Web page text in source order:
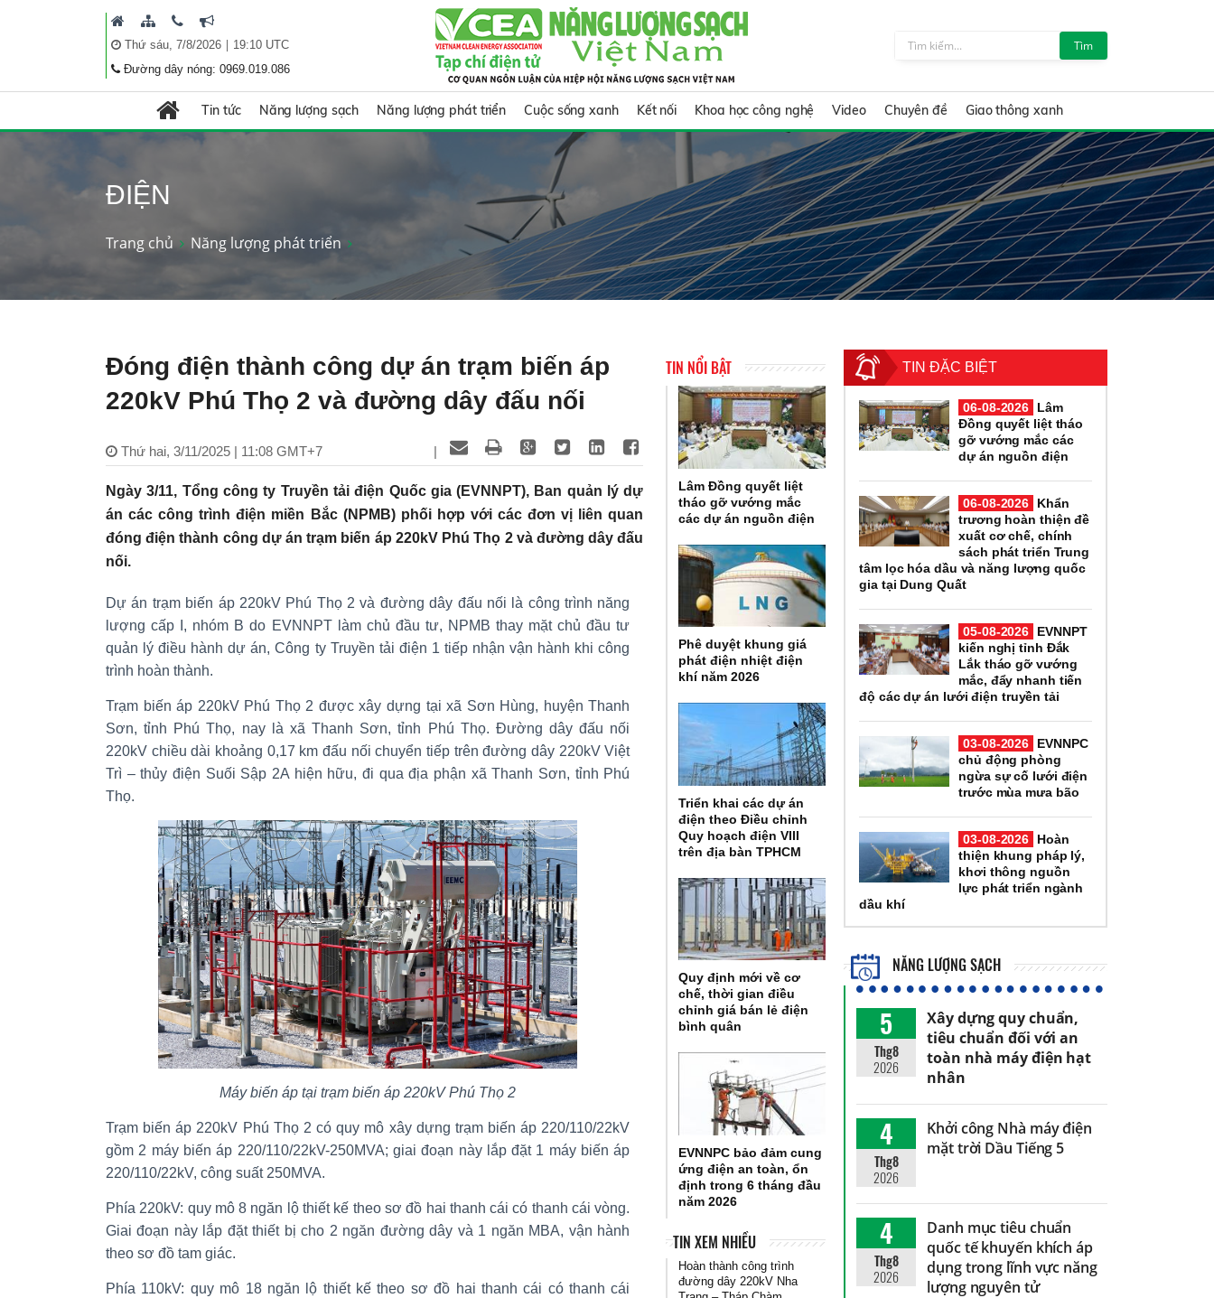
Thứ sáu, 7/8/2026| 19:10 UTC
Đường dây nóng: 0969.019.086
Tìm
Tin tức Năng lượng sạch Năng lượng phát triển Cuộc sống xanh Kết nối Khoa học công nghệ Video Chuyên đề Giao thông xanh
ĐIỆN
Trang chủ Năng lượng phát triển
Đóng điện thành công dự án trạm biến áp
220kV Phú Thọ 2 và đường dây đấu nối
Thứ hai, 3/11/2025 | 11:08 GMT+7 |
Ngày 3/11, Tổng công ty Truyền tải điện Quốc gia (EVNNPT), Ban quản lý dự
án các công trình điện miền Bắc (NPMB) phối hợp với các đơn vị liên quan
đóng điện thành công dự án trạm biến áp 220kV Phú Thọ 2 và đường dây đấu
nối.
Dự án trạm biến áp 220kV Phú Thọ 2 và đường dây đấu nối là công trình năng
lượng cấp I, nhóm B do EVNNPT làm chủ đầu tư, NPMB thay mặt chủ đầu tư
quản lý điều hành dự án, Công ty Truyền tải điện 1 tiếp nhận vận hành khi công
trình hoàn thành.
Trạm biến áp 220kV Phú Thọ 2 được xây dựng tại xã Sơn Hùng, huyện Thanh
Sơn, tỉnh Phú Thọ, nay là xã Thanh Sơn, tỉnh Phú Thọ. Đường dây đấu nối
220kV chiều dài khoảng 0,17 km đấu nối chuyển tiếp trên đường dây 220kV Việt
Trì – thủy điện Suối Sập 2A hiện hữu, đi qua địa phận xã Thanh Sơn, tỉnh Phú
Thọ.
Máy biến áp tại trạm biến áp 220kV Phú Thọ 2
Trạm biến áp 220kV Phú Thọ 2 có quy mô xây dựng trạm biến áp 220/110/22kV
gồm 2 máy biến áp 220/110/22kV-250MVA; giai đoạn này lắp đặt 1 máy biến áp
220/110/22kV, công suất 250MVA.
Phía 220kV: quy mô 8 ngăn lộ thiết kế theo sơ đồ hai thanh cái có thanh cái vòng.
Giai đoạn này lắp đặt thiết bị cho 2 ngăn đường dây và 1 ngăn MBA, vận hành
theo sơ đồ tam giác.
Phía 110kV: quy mô 18 ngăn lộ thiết kế theo sơ đồ hai thanh cái có thanh cái
TIN NỔI BẬT
Lâm Đồng quyết liệt
tháo gỡ vướng mắc
các dự án nguồn điện
Phê duyệt khung giá
phát điện nhiệt điện
khí năm 2026
Triển khai các dự án
điện theo Điều chỉnh
Quy hoạch điện VIII
trên địa bàn TPHCM
Quy định mới về cơ
chế, thời gian điều
chỉnh giá bán lẻ điện
bình quân
EVNNPC bảo đảm cung
ứng điện an toàn, ổn
định trong 6 tháng đầu
năm 2026
TIN XEM NHIỀU
Hoàn thành công trình
đường dây 220kV Nha
TIN ĐẶC BIỆT
06-08-2026
Lâm
Đồng quyết liệt tháo
gỡ vướng mắc các
dự án nguồn điện
06-08-2026
Khẩn
trương hoàn thiện đề
xuất cơ chế, chính
sách phát triển Trung
tâm lọc hóa dầu và năng lượng quốc
gia tại Dung Quất
05-08-2026
EVNNPT
kiến nghị tỉnh Đắk
Lắk tháo gỡ vướng
mắc, đẩy nhanh tiến
độ các dự án lưới điện truyền tải
03-08-2026
EVNNPC
chủ động phòng
ngừa sự cố lưới điện
trước mùa mưa bão
03-08-2026
Hoàn
thiện khung pháp lý,
khơi thông nguồn
lực phát triển ngành
dầu khí
NĂNG LƯỢNG SẠCH
5
Thg8
2026
Xây dựng quy chuẩn,
tiêu chuẩn đối với an
toàn nhà máy điện hạt
nhân
4
Thg8
2026
Khởi công Nhà máy điện
mặt trời Dầu Tiếng 5
4
Thg8
2026
Danh mục tiêu chuẩn
quốc tế khuyến khích áp
dụng trong lĩnh vực năng
lượng nguyên tử